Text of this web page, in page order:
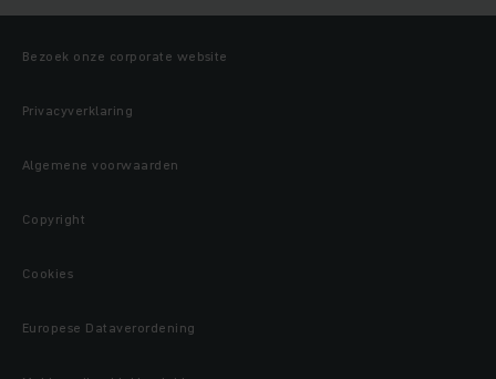
Bezoek onze corporate website
Privacyverklaring
Algemene voorwaarden
Copyright
Cookies
Europese Dataverordening